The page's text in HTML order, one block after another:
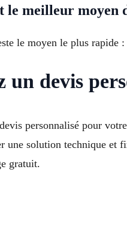
le meilleur moyen
le moyen le plus rapide
un devis
personnalisé pour
une solution technique et
gratuit.